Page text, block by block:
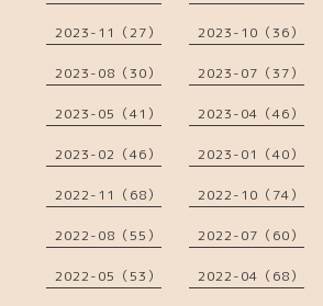
2023-11（27） 2023-10（36）
2023-08（30） 2023-07（37）
2023-05（41） 2023-04（46）
2023-02（46） 2023-01（40）
2022-11（68） 2022-10（74）
2022-08（55） 2022-07（60）
2022-05（53） 2022-04（68）